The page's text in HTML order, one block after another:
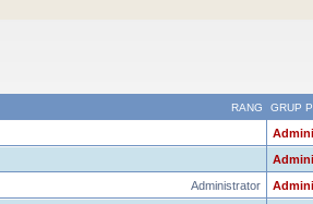
RANG GRUP
Administrator